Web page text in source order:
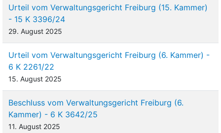
Urteil vom Verwaltungsgericht Freiburg (15. Kammer)
- 15 K 3396/24
29. August 2025
Urteil vom Verwaltungsgericht Freiburg (6. Kammer) -
6 K 2261/22
15. August 2025
Beschluss vom Verwaltungsgericht Freiburg (6.
Kammer) - 6 K 3642/25
11. August 2025